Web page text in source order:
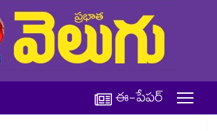
ఈ-పేపర్